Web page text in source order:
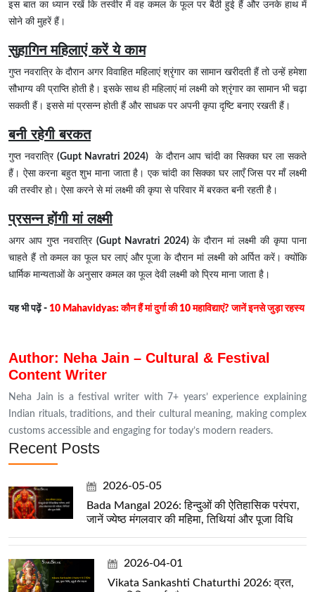
इस बात का ध्यान रखें कि तस्वीर में वह कमल के फूल पर बैठी हुई हैं और उनके हाथ में
सोने की मुहरें हैं।
सुहागिन महिलाएं करें ये काम
गुप्त नवरात्रि के दौरान अगर विवाहित महिलाएं श्रृंगार का सामान खरीदती हैं तो उन्हें हमेशा
सौभाग्य की प्राप्ति होती है। इसके साथ ही महिलाएं मां लक्ष्मी को श्रृंगार का सामान भी चढ़ा
सकती हैं। इससे मां प्रसन्न होती हैं और साधक पर अपनी कृपा दृष्टि बनाए रखती हैं।
बनी रहेगी बरकत
गुप्त नवरात्रि (Gupt Navratri 2024)के दौरान आप चांदी का सिक्का घर ला सकते
हैं। ऐसा करना बहुत शुभ माना जाता है। एक चांदी का सिक्का घर लाएँ जिस पर माँ लक्ष्मी
की तस्वीर हो। ऐसा करने से मां लक्ष्मी की कृपा से परिवार में बरकत बनी रहती है।
प्रसन्न होंगी मां लक्ष्मी
अगर आप गुप्त नवरात्रि (Gupt Navratri 2024)के दौरान मां लक्ष्मी की कृपा पाना
चाहते हैं तो कमल का फूल घर लाएं और पूजा के दौरान मां लक्ष्मी को अर्पित करें। क्योंकि
धार्मिक मान्यताओं के अनुसार कमल का फूल देवी लक्ष्मी को प्रिय माना जाता है।
यह भी पढ़ें - 10 Mahavidyas: कौन हैं मां दुर्गा की 10 महाविद्याएं? जानें इनसे जुड़ा रहस्य
Author: Neha Jain – Cultural & Festival
Content Writer
Neha Jain is a festival writer with 7+ years’ experience explaining
Indian rituals, traditions, and their cultural meaning, making complex
customs accessible and engaging for today’s modern readers.
Recent Posts
2026-05-05
Bada Mangal 2026: हिन्दुओं की ऐतिहासिक परंपरा,
जानें ज्येष्ठ मंगलवार की महिमा, तिथियां और पूजा विधि
2026-04-01
Vikata Sankashti Chaturthi 2026: व्रत,